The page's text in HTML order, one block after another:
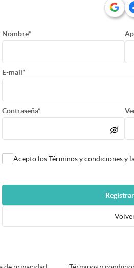
Nombre*
E-mail*
Contraseña*
Acepto los Términos y condiciones y